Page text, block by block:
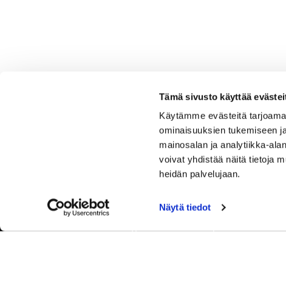
Tämä sivusto käyttää
Käytämme evästeitä
ominaisuuksien tukemiseen
mainosalan ja analytiikka-
voivat yhdistää näitä tietoja
heidän palvelujaan.
Näytä tiedot
Tervetuloa Hartola Golfiin, Suomen ystävällisimmälle ja